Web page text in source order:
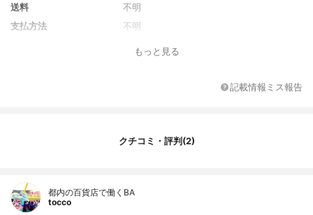
送料
不明
支払方法
不明
もっと見る
記載情報ミス報告
クチコミ・評判(2)
都内の百貨店で働くBA
tocco